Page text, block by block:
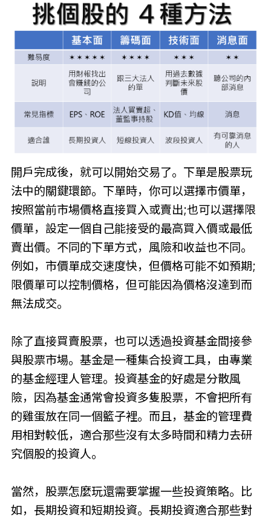
開戶完成後，就可以開始交易了。下單是股票玩
法中的關鍵環節。下單時，你可以選擇市價單，
按照當前市場價格直接買入或賣出;也可以選擇限
價單，設定一個自己能接受的最高買入價或最低
賣出價。不同的下單方式，風險和收益也不同。
例如，市價單成交速度快，但價格可能不如預期;
限價單可以控制價格，但可能因為價格沒達到而
無法成交。
除了直接買賣股票，也可以透過投資基金間接參
與股票市場。基金是一種集合投資工具，由專業
的基金經理人管理。投資基金的好處是分散風
險，因為基金通常會投資多隻股票，不會把所有
的雞蛋放在同一個籃子裡。而且，基金的管理費
用相對較低，適合那些沒有太多時間和精力去研
究個股的投資人。
當然，股票怎麼玩還需要掌握一些投資策略。比
如，長期投資和短期投資。長期投資適合那些對